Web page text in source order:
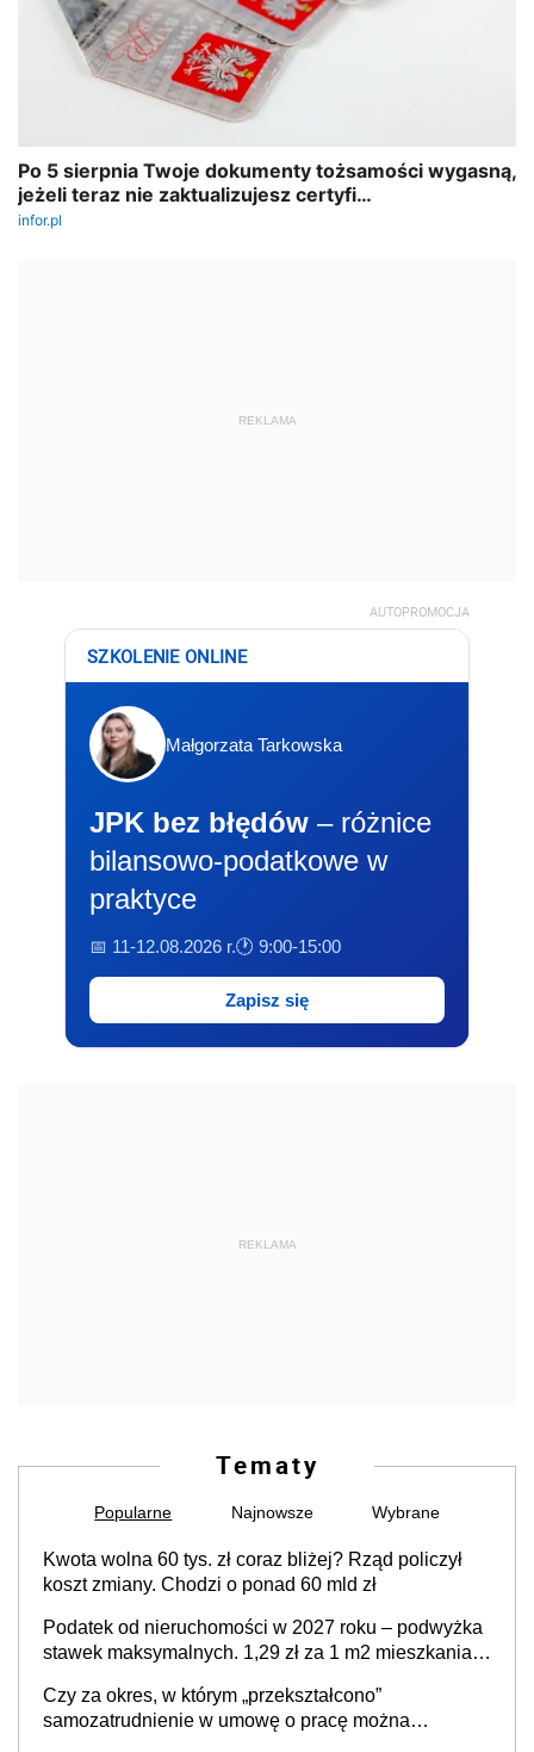
REKLAMA
AUTOPROMOCJA
SZKOLENIE ONLINE
Małgorzata Tarkowska
JPK bez błędów – różnice
bilansowo-podatkowe w
praktyce
📅 11-12.08.2026 r.🕐 9:00-15:00
Zapisz się
REKLAMA
Tematy
Popularne Najnowsze Wybrane
Kwota wolna 60 tys. zł coraz bliżej? Rząd policzył
koszt zmiany. Chodzi o ponad 60 mld zł
Podatek od nieruchomości w 2027 roku – podwyżka
stawek maksymalnych. 1,29 zł za 1 m2 mieszkania,
prowadzeniem działalności gospodarczej
Czy za okres, w którym „przekształcono”
samozatrudnienie w umowę o pracę można